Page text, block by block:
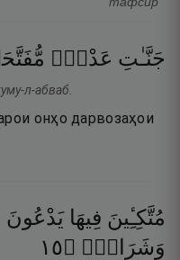
جَنَّـٰتِ عَدْنٍۢ
л-абваб.
онҳо дарвозаҳои
مُتَّكِـِٔينَ فِيهَا يَدْعُونَ
وَشَرَابٍۢ ۝٥١